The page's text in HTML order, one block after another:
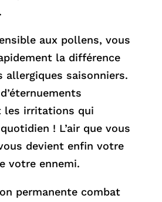
aux pollens, vous
la différence
allergiques saisonniers.
les irritations qui
! L’air que vous
devient enfin votre
votre ennemi.
permanente combat